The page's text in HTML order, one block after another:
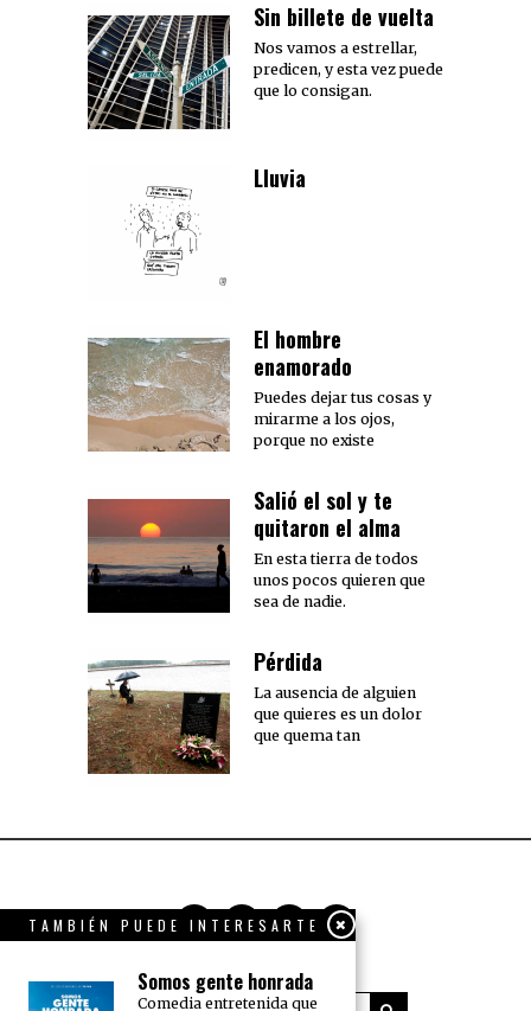
Sin billete de vuelta
Nos vamos a estrellar,
predicen, y esta vez puede
que lo consigan.
Lluvia
El hombre
enamorado
Puedes dejar tus cosas y
mirarme a los ojos,
porque no existe
Salió el sol y te
quitaron el alma
En esta tierra de todos
unos pocos quieren que
sea de nadie.
Pérdida
La ausencia de alguien
que quieres es un dolor
que quema tan
TAMBIÉN PUEDE INTERESARTE
Somos gente honrada
Comedia entretenida que